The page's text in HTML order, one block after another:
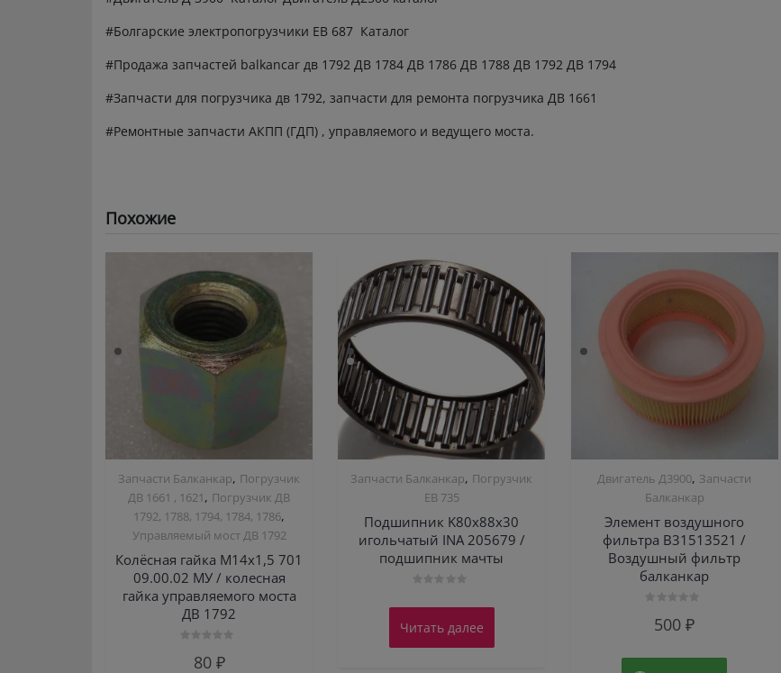
#Болгарские электропогрузчики ЕВ 687 Каталог
#Продажа запчастей balkancar дв 1792 ДВ 1784 ДВ 1786 ДВ 1788 ДВ 1792 ДВ 1794
#Запчасти для погрузчика дв 1792, запчасти для ремонта погрузчика ДВ 1661
#Ремонтные запчасти АКПП (ГДП) , управляемого и ведущего моста.
Похожие
Запчасти Балканкар, Погрузчик
ДВ 1661 , 1621, Погрузчик ДВ
1792, 1788, 1794, 1784, 1786,
Управляемый мост ДВ 1792
Колёсная гайка М14х1,5 701
09.00.02 МУ / колесная
гайка управляемого моста
ДВ 1792
80 ₽
Запчасти Балканкар, Погрузчик
ЕВ 735
Подшипник K80х88х30
игольчатый INA 205679 /
подшипник мачты
0
5
Читать далее
Двигатель Д3900, Запчасти
Балканкар
Элемент воздушного
фильтра В31513521 /
Воздушный фильтр
балканкар
500₽